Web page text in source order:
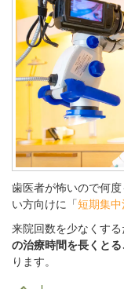
歯医者が怖いので何
い方向けに「短期集
来院回数を少なくす
の治療時間を長くとる
ります。